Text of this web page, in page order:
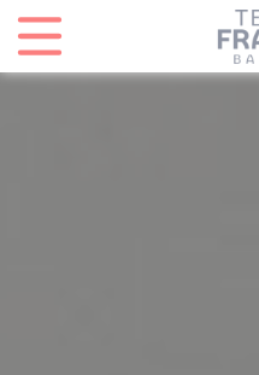
Panneau de gestion des cookies